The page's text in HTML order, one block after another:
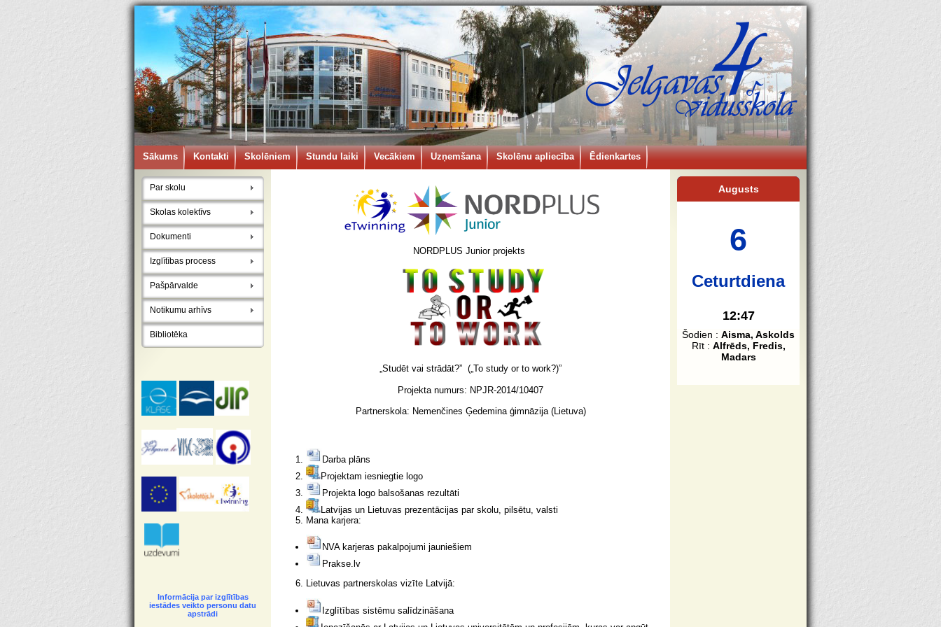
Sākums Kontakti Skolēniem Stundu laiki Vecākiem Uzņemšana Skolēnu apliecība Ēdienkartes
Par skolu
Skolas kolektīvs
Dokumenti
Izglītības process
Pašpārvalde
Notikumu arhīvs
Bibliotēka
Informācija par izglītības
iestādes veikto personu datu
apstrādi
Augusts
6
Ceturtdiena
12:47
Šodien : Aisma, Askolds
Rīt : Alfrēds, Fredis,
Madars
NORDPLUS Junior projekts
„Studēt vai strādāt?” („To study or to work?)”
Projekta numurs: NPJR-2014/10407
Partnerskola: Nemenčines Ģedemina ģimnāzija (Lietuva)
Darba plāns
Projektam iesniegtie logo
Projekta logo balsošanas rezultāti
Latvijas un Lietuvas prezentācijas par skolu, pilsētu, valsti
Mana karjera:
NVA karjeras pakalpojumi jauniešiem
Prakse.lv
Lietuvas partnerskolas vizīte Latvijā:
Izglītības sistēmu salīdzināšana